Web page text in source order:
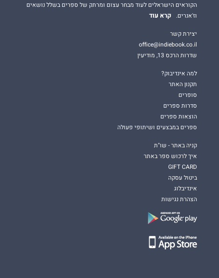
הקוראים הישראלים לעוד מבחר עצום ומרתק של ספרים בשלל נושאים
וז'אנרים.
קרא עוד
יצירת קשר
office@indiebook.co.il
שדרות הרכס 13, מודיעין
למה אינדיבוק?
תקנון האתר
סופרים
סדרות ספרים
הוצאות ספרים
ספרים במבצעים ושיתופי פעולה
קניה באתר - שו"ת
איך לרכוש ספר באתר
GIFT CARD
ביטול עסקה
אינדיבלוג
הצהרת נגישות